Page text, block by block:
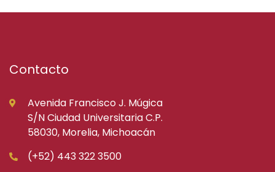
Contacto
Avenida Francisco J. Múgica
S/N Ciudad Universitaria C.P.
58030, Morelia, Michoacán
(+52) 443 322 3500